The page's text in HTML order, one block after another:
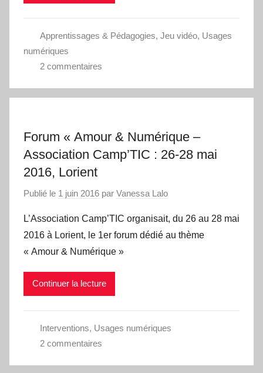
Apprentissages & Pédagogies, Jeu vidéo, Usages
numériques
2 commentaires
Forum « Amour & Numérique –
Association Camp’TIC : 26-28 mai
2016, Lorient
Publié le 1 juin 2016 par Vanessa Lalo
L’Association Camp’TIC organisait, du 26 au 28 mai
2016 à Lorient, le 1er forum dédié au thème
« Amour & Numérique »
Continuer la lecture
Interventions, Usages numériques
2 commentaires